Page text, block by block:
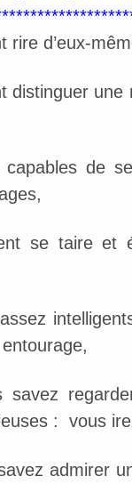
d’eux-
distinguer
capables de
se taire et
savez
: vous
admirer